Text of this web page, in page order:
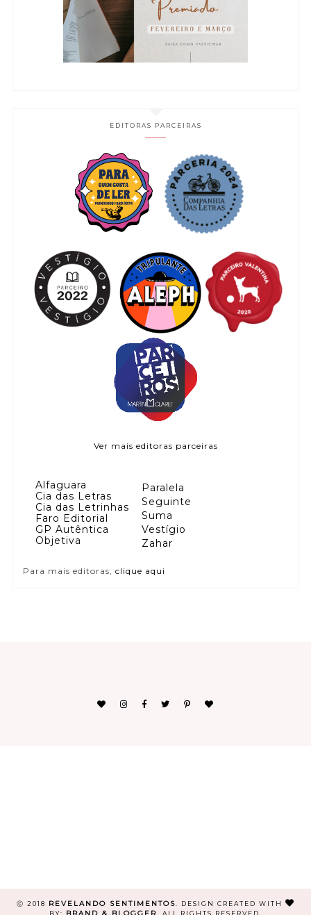
EDITORAS PARCEIRAS
Ver mais editoras parceiras
Alfaguara
Cia das Letras
Cia das Letrinhas
Faro Editorial
GP Autêntica
Objetiva
Paralela
Seguinte
Suma
Vestígio
Zahar
Para mais editoras, clique aqui
Ⓒ 2018 REVELANDO SENTIMENTOS.
DESIGN CREATED WITH